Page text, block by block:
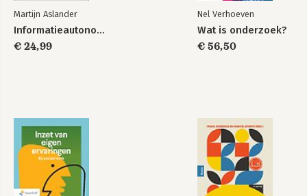
Martijn Aslander
Informatieautonomie
€ 24,99
Nel Verhoeven
Wat is onderzoek?
€ 56,50